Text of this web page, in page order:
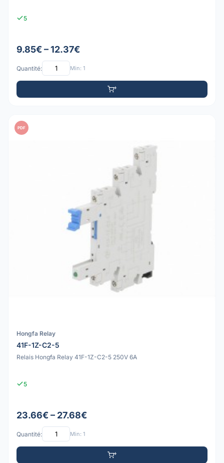
5
9.85€ – 12.37€
Quantité: Min: 1
PDF
Hongfa Relay
41F-1Z-C2-5
Relais Hongfa Relay 41F-1Z-C2-5 250V 6A
5
23.66€ – 27.68€
Quantité: Min: 1